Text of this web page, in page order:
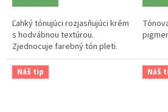
Ľahký tónujúci rozjasňujúci krém
s hodvábnou textúrou.
Zjednocuje farebný tón pleti.
Náš tip Náš